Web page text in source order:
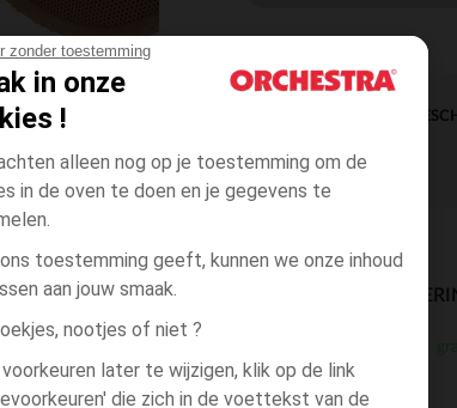
zonder toestemming
in onze
!
alleen nog op je toestemming om de
in de oven te doen en je gegevens te
toestemming geeft, kunnen we onze inhoud
aan jouw smaak.
nootjes of niet ?
voorkeuren later te wijzigen, klik op de link
die zich in de voettekst van de
DIRECTE
BESCHIKBAARE
3 tot 10 dagen